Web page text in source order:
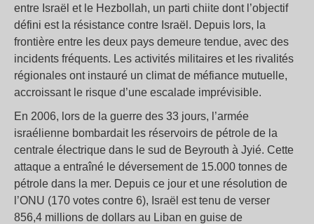
entre Israël et le Hezbollah, un parti chiite dont l’objectif
défini est la résistance contre Israël. Depuis lors, la
frontière entre les deux pays demeure tendue, avec des
incidents fréquents. Les activités militaires et les rivalités
régionales ont instauré un climat de méfiance mutuelle,
accroissant le risque d’une escalade imprévisible.
En 2006, lors de la guerre des 33 jours, l’armée
israélienne bombardait les réservoirs de pétrole de la
centrale électrique dans le sud de Beyrouth à Jyié. Cette
attaque a entraîné le déversement de 15.000 tonnes de
pétrole dans la mer. Depuis ce jour et une résolution de
l’ONU (170 votes contre 6), Israël est tenu de verser
856,4 millions de dollars au Liban en guise de